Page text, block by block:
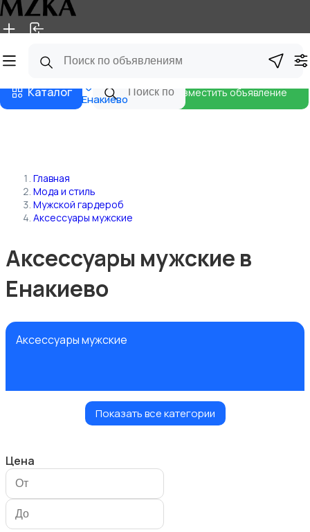
Главная Магазины
Каталог Енакиево
Разместить объявление
Главная
Мода и стиль
Мужской гардероб
Аксессуары мужские
Аксессуары мужские в
Енакиево
Аксессуары мужские
Показать все категории
Цена